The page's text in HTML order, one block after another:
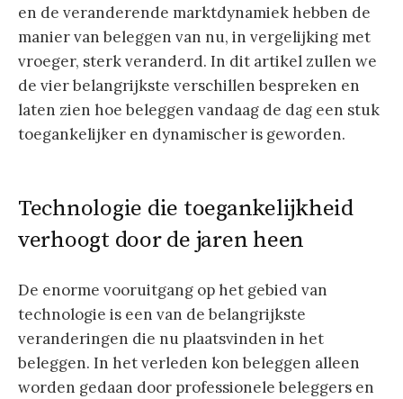
en de veranderende marktdynamiek hebben de
manier van beleggen van nu, in vergelijking met
vroeger, sterk veranderd. In dit artikel zullen we
de vier belangrijkste verschillen bespreken en
laten zien hoe beleggen vandaag de dag een stuk
toegankelijker en dynamischer is geworden.
Technologie die toegankelijkheid
verhoogt door de jaren heen
De enorme vooruitgang op het gebied van
technologie is een van de belangrijkste
veranderingen die nu plaatsvinden in het
beleggen. In het verleden kon beleggen alleen
worden gedaan door professionele beleggers en